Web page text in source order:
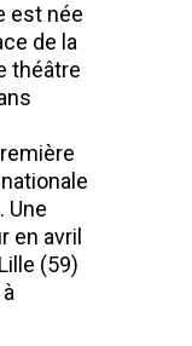
est née
de la
théâtre
Une
en avril
(59)